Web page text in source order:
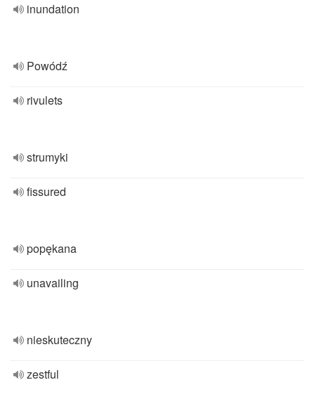
inundation
Powódź
rivulets
strumyki
fissured
popękana
unavailing
nieskuteczny
zestful